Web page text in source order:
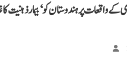
پر ہندوستان کو ‘بیمار ذہنیت